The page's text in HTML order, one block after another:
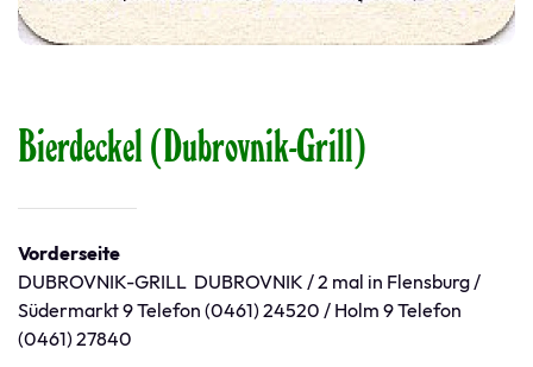
Bierdeckel (Dubrovnik-Grill)
Vorderseite
DUBROVNIK-GRILL DUBROVNIK / 2 mal in Flensburg /
Südermarkt 9 Telefon (0461) 24520 / Holm 9 Telefon
(0461) 27840